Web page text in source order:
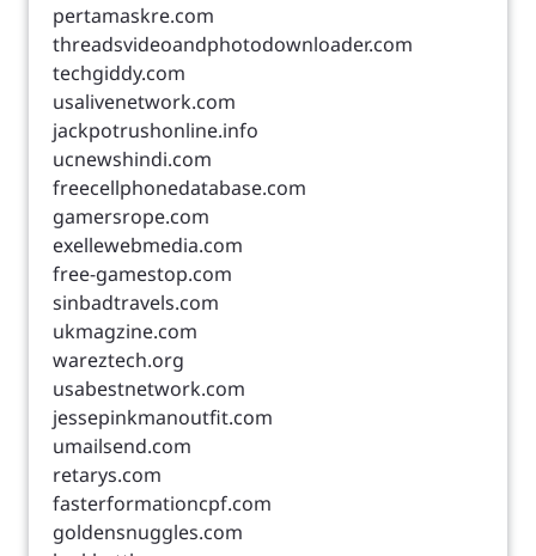
pertamaskre.com
threadsvideoandphotodownloader.com
techgiddy.com
usalivenetwork.com
jackpotrushonline.info
ucnewshindi.com
freecellphonedatabase.com
gamersrope.com
exellewebmedia.com
free-gamestop.com
sinbadtravels.com
ukmagzine.com
wareztech.org
usabestnetwork.com
jessepinkmanoutfit.com
umailsend.com
retarys.com
fasterformationcpf.com
goldensnuggles.com